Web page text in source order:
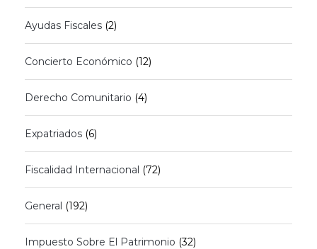
Ayudas Fiscales (2)
Concierto Económico (12)
Derecho Comunitario (4)
Expatriados (6)
Fiscalidad Internacional (72)
General (192)
Impuesto Sobre El Patrimonio (32)